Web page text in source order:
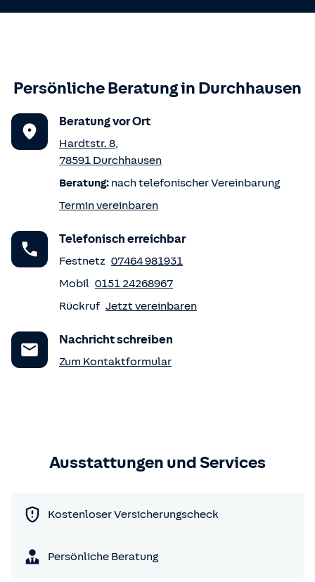
Persönliche Beratung in Durchhausen
Beratung vor Ort
Hardtstr. 8,
78591 Durchhausen
Beratung: nach telefonischer Vereinbarung
Termin vereinbaren
Telefonisch erreichbar
Festnetz 07464 981931
Mobil 0151 24268967
Rückruf Jetzt vereinbaren
Nachricht schreiben
Zum Kontaktformular
Ausstattungen und Services
Kostenloser Versicherungscheck
Persönliche Beratung